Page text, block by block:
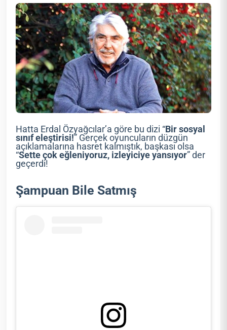
Hatta Erdal Özyağcılar’a göre bu dizi “Bir sosyal
sınıf eleştirisi!” Gerçek oyuncuların düzgün
açıklamalarına hasret kalmıştık, başkası olsa
“Sette çok eğleniyoruz, izleyiciye yansıyor” der
geçerdi!
Şampuan Bile Satmış